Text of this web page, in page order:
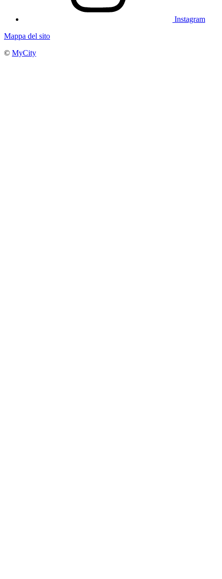
Instagram
Mappa del sito
© MyCity